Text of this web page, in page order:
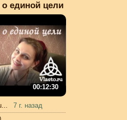
о единой цели
00:12:30
7 г. назад